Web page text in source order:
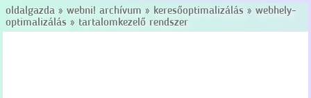
oldalgazda » webni! archívum » keresőoptimalizálás » webhely-
optimalizálás » tartalomkezelő rendszer